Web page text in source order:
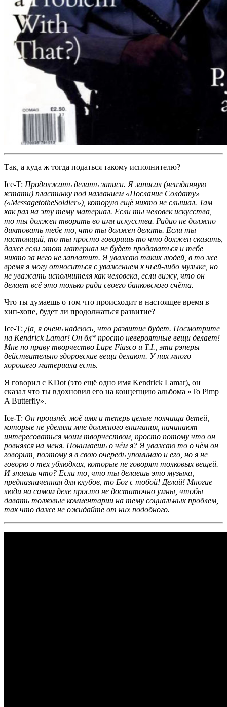
Так, а куда ж тогда податься такому исполнителю?
Ice-T: Продолжать делать записи. Я записал (неизданную
кстати) пластинку под названием «Послание Солдату»
(«MessagetotheSoldier») , которую ещё никто не слышал. Там
как раз на эту тему материал. Если ты человек искусства,
то ты должен творить во имя искусства. Радио не должно
диктовать тебе то, что ты должен делать. Если ты
настоящий, то ты просто говоришь то что должен сказать,
даже если этот материал не будет продаваться и тебе
никто за него не заплатит. Я уважаю таких людей, в то же
время я могу относиться с уважением к чьей-либо музыке, но
не уважать исполнителя как человека, если вижу, что он
делает всё это только ради своего банковского счёта.
Что ты думаешь о том что происходит в настоящее время в
хип-хопе, будет ли продолжаться развитие?
Ice-T: Да, я очень надеюсь, что развитие будет. Посмотрите
на Kendrick Lamar! Он бл* просто невероятные вещи делает!
Мне по нраву творчество Lupe Fiasco и T.I. , эти рэперы
действительно здоровские вещи делают. У них много
хорошего материала есть.
Я говорил с KDot (это ещё одно имя Kendrick Lamar), он
сказал что ты вдохновил его на концепцию альбома «To Pimp
A Butterfly».
Ice-T: Он произнёс моё имя и теперь целые полчища детей,
которые не уделяли мне должного внимания, начинают
интересоваться моим творчеством, просто потому что он
ровнялся на меня. Понимаешь о чём я? Я уважаю то о чём он
говорит, поэтому я в свою очередь упоминаю и его, но я не
говорю о тех ублюдках, которые не говорят толковых вещей.
И знаешь что? Если то, что ты делаешь это музыка,
предназначенная для клубов, то Бог с тобой! Делай! Многие
люди на самом деле просто не достаточно умны, чтобы
давать толковые комментарии на тему социальных проблем,
так что даже не ожидайте от них подобного.